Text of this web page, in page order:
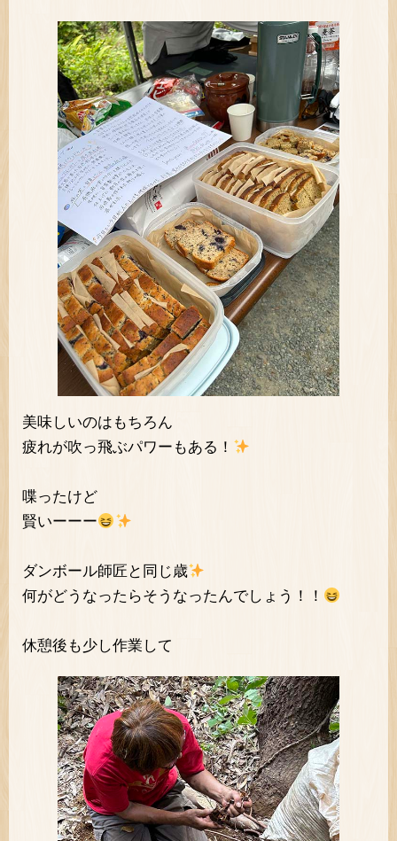
美味しいのはもちろん
疲れが吹っ飛ぶパワーもある！
喋ったけど
賢いーーー
ダンボール師匠と同じ歳
何がどうなったらそうなったんでしょう！！
休憩後も少し作業して